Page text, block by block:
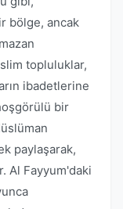
bölge, ancak
topluluklar,
ibadetlerine
bir
paylaşarak,
Al Fayyum'daki